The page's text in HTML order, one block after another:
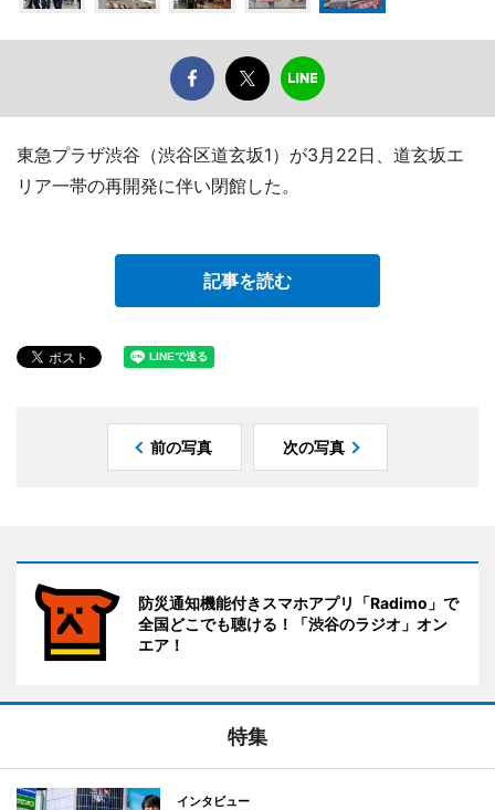
東急プラザ渋谷（渋谷区道玄坂1）が3月22日、道玄坂エ
リア一帯の再開発に伴い閉館した。
記事を読む
前の写真 次の写真
防災通知機能付きスマホアプリ「Radimo」で
全国どこでも聴ける！「渋谷のラジオ」オン
エア！
特集
インタビュー